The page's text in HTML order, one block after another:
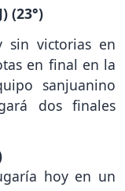
(23°)
sin victorias en
en final en la
sanjuanino
dos finales
hoy en un